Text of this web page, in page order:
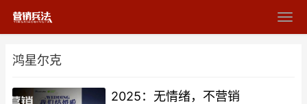
鸿星尔克
2025：无情绪，不营销